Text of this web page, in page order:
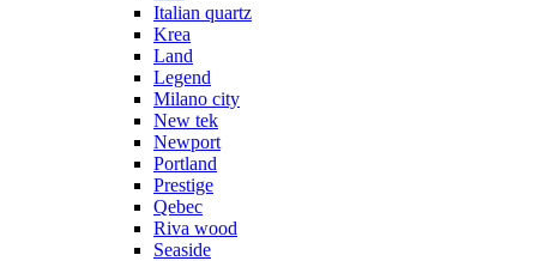
Italian quartz
Krea
Land
Legend
Milano city
New tek
Newport
Portland
Prestige
Qebec
Riva wood
Seaside